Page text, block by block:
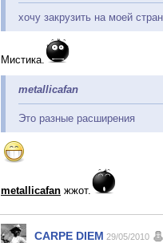
хочу закрузить на моей
Мистика.
metallicafan
Это разные расширения
metallicafan жжот.
CARPE DIEM 29/05/2010